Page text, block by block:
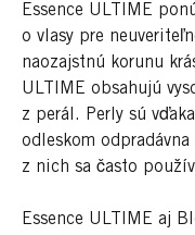
Essence ULTIME
o vlasy pre
naozajstnú korunu
ULTIME obsahujú
z perál. Perly sú
odleskom odpradávna
z nich sa často
Essence ULTIME aj